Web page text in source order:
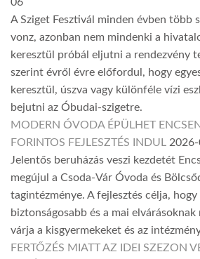
A Sziget Fesztivál minden évben több
vonz, azonban nem mindenki a
keresztül próbál eljutni a rendezvény
szerint évről évre előfordul, hogy
keresztül, úszva vagy különféle vízi
bejutni az Óbudai-szigetre.
MODERN ÓVODA ÉPÜLHET
FORINTOS FEJLESZTÉS INDUL
Jelentős beruházás veszi kezdetét
megújul a Csoda-Vár Óvoda és
tagintézménye. A fejlesztés célja,
biztonságosabb és a mai
várja a kisgyermekeket és az
FERTŐZÉS MIATT AZ IDEI SZEZON